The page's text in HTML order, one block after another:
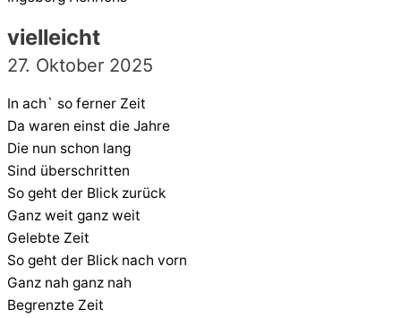
vielleicht
27. Oktober 2025
In ach` so ferner Zeit
Da waren einst die Jahre
Die nun schon lang
Sind überschritten
So geht der Blick zurück
Ganz weit ganz weit
Gelebte Zeit
So geht der Blick nach vorn
Ganz nah ganz nah
Begrenzte Zeit